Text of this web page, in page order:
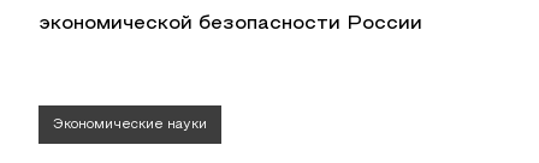
экономической безопасности России
Экономические науки